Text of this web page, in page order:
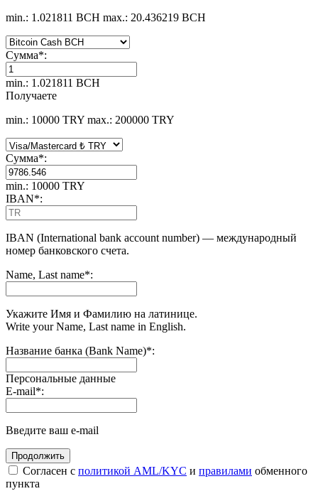
min.: 1.021811 BCH max.: 20.436219 BCH
Сумма*:
min.: 1.021811 BCH
Получаете
min.: 10000 TRY max.: 200000 TRY
Сумма*:
min.: 10000 TRY
IBAN*:
IBAN (International bank account number) — международный
номер банковского счета.
Name, Last name*:
Укажите Имя и Фамилию на латинице.
Write your Name, Last name in English.
Название банка (Bank Name)*:
Персональные данные
E-mail*:
Введите ваш e-mail
Согласен с политикой AML/KYC и правилами обменного
пункта